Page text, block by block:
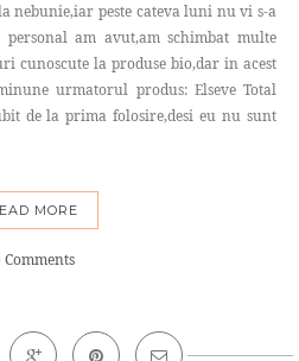
nebunie,iar peste cateva luni nu vi s-a
am avut,am schimbat multe
cunoscute la produse bio,dar in acest
urmatorul produs: Elseve Total
de la prima folosire,desi eu nu sunt
MORE
Comments